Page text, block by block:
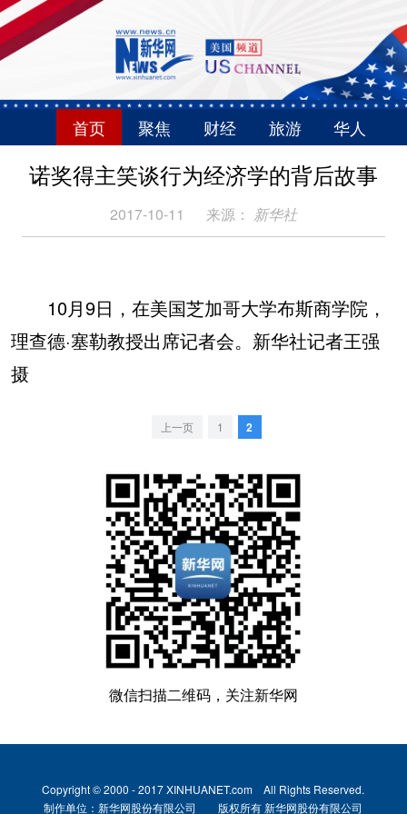
首页 聚焦 财经 旅游 华人
诺奖得主笑谈行为经济学的背后故事
2017-10-11 来源： 新华社
10月9日，在美国芝加哥大学布斯商学院，
理查德·塞勒教授出席记者会。新华社记者王强
摄
上一页 1 2
微信扫描二维码，关注新华网
Copyright © 2000 - 2017 XINHUANET.com All Rights Reserved.
制作单位：新华网股份有限公司 版权所有 新华网股份有限公司